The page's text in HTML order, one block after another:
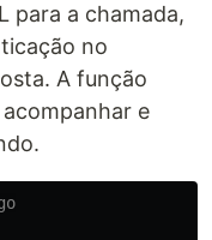
para a chamada,
no
A função
e